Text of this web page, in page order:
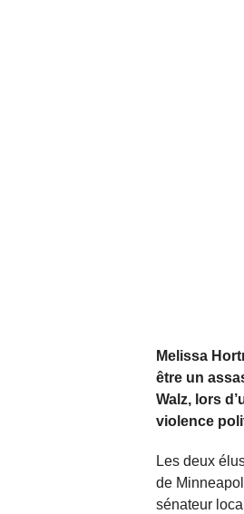
Melissa
être un
Walz, lors
violence
Les deux
de
sénateur